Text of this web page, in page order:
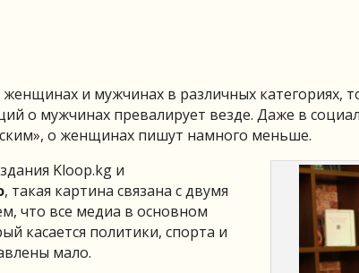
и мужчинах в различных категориях,
о мужчинах превалирует везде. Даже в
о женщинах пишут намного меньше.
Kloop.kg и
, такая картина связана с двумя
что все медиа в основном
касается политики, спорта и
мало.